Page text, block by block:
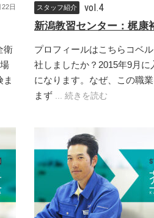
日
衛
ま
スタッフ紹介 vol.4
新潟教習センター：梶康
プロフィールはこちらコベ
社しましたか？2015年9月に
になります。なぜ、この職
まず ... 続きを読む